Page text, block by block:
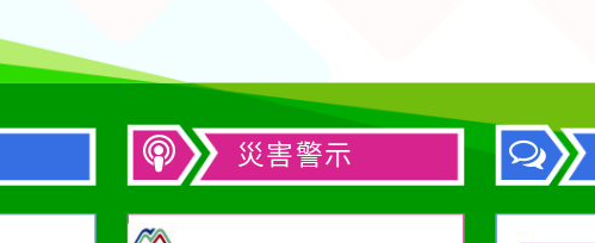
災害警示